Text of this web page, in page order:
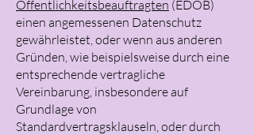
Öffentlichkeitsbeauftragten (EDÖB)
einen angemessenen Datenschutz
gewährleistet, oder wenn aus anderen
Gründen, wie beispielsweise durch eine
entsprechende vertragliche
Vereinbarung, insbesondere auf
Grundlage von
Standardvertragsklauseln, oder durch